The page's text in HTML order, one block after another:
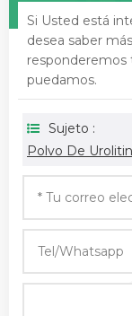
Si Usted está
desea saber
responderemos
puedamos.
Sujeto :
Polvo De